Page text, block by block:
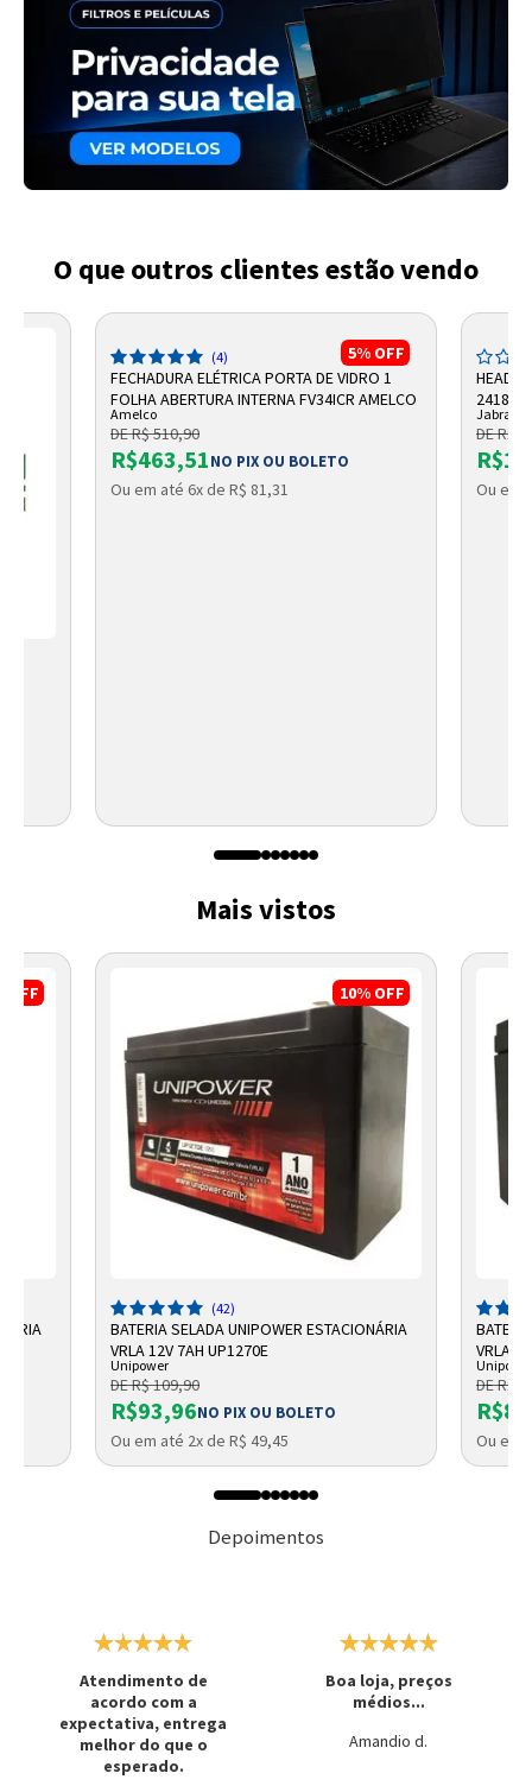
O que outros clientes estão vendo
5% OFF
(4)
FECHADURA ELÉTRICA PORTA DE VIDRO 1
FOLHA ABERTURA INTERNA FV34ICR AMELCO
Amelco
DE R$ 510,90
R$463,51NO PIX OU BOLETO
Ou em até 6x de R$ 81,31
24189-
Jabra
DE R$
Ou em
Mais vistos
OFF 10% OFF
(42)
BATERIA SELADA UNIPOWER ESTACIONÁRIA
VRLA 12V 7AH UP1270E
Unipower
DE R$ 109,90
R$93,96NO PIX OU BOLETO
Ou em até 2x de R$ 49,45
VRLA
DE R$
Ou em
Depoimentos
Atendimento de
acordo com a
expectativa, entrega
melhor do que o
esperado.
Boa loja, preços
médios...
Amandio d.